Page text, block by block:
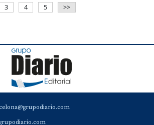
3 4 5 >>